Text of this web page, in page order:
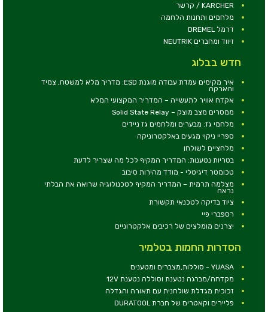
KARCHER / קרשר
מלחמים ותחנות הלחמה
דרמל DREMEL
זיווד ומחברים NEUTRIK
חדש בבלוג
איך מקימים עמדת עבודה מוגנת ESD: מדריך מלא למשטח, צמיד
והארקה
אקדח אוויר לתעשייה – המדריך המקצועי המלא
ממסרים מצב מוצק – Solid State Relay
מלחמי גז: מבערים ומלחמים גז ניידים
ספריי ניקוי מגעים באלקטרוניקה
מלחציים לשולחן
בטריות נטענות: המדריך המקיף לכל מה שצריך לדעת
טכומטר דיגיטלי - מודד מהירות סיבוב
מצלמה תרמית – המדריך המקיף לטכנולוגיה שרואה את הבלתי
נראה
ציוד בדיקה לטכנאי תקשורת
רספברי פיי
יצרנים מומלצים של רכיבים אלקטרוניים
הסדרות החמות בטלמיר
YUASA - סוללות,מצברים ומטענים
מקדחה/מברגה נטענת וסוללה נטענת 12V
זכוכית מגדלת שולחנית עם תאורה והגדלה
פליירים וקאטרים של חברת DURATOOL